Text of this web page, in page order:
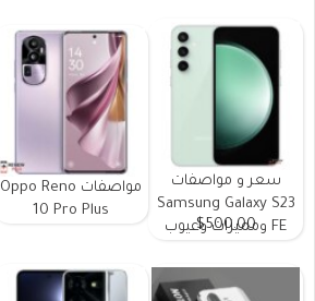
سعر و مواصفات
Samsung Galaxy S23
FE ومميزات وعيوب
$500.00
مواصفات Oppo Reno
10 Pro Plus